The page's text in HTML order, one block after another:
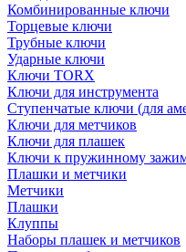
Комбинированные ключи
Торцевые ключи
Трубные ключи
Ударные ключи
Ключи TORX
Ключи для инструмента
Ступенчатые ключи (для
Ключи для метчиков
Ключи для плашек
Ключи к пружинному
Плашки и метчики
Метчики
Плашки
Клуппы
Наборы плашек и метчиков